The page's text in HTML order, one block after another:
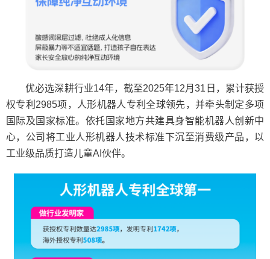
优必选深耕行业14年，截至2025年12月31日，累计获授
权专利2985项，人形机器人专利全球领先，并牵头制定多项
国际及国家标准。依托国家地方共建具身智能机器人创新中
心，公司将工业人形机器人技术标准下沉至消费级产品，以
工业级品质打造儿童AI伙伴。